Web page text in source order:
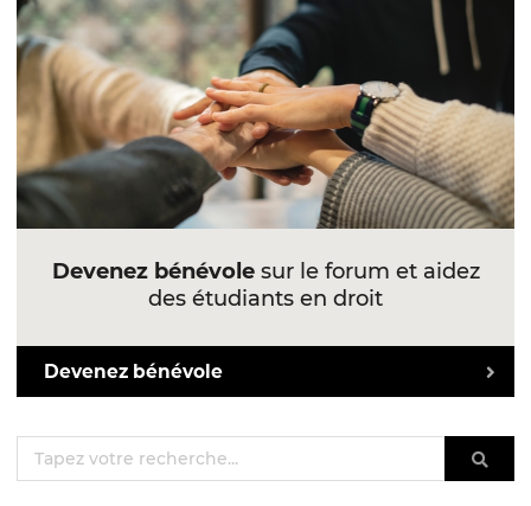
Devenez bénévolesur le forum et aidez
des étudiants en droit
Devenez bénévole